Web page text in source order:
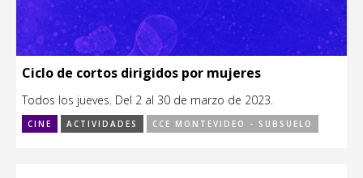
Ciclo de cortos dirigidos por mujeres
Todos los jueves. Del 2 al 30 de marzo de 2023.
CINE ACTIVIDADES CCE MONTEVIDEO - SUBSUELO